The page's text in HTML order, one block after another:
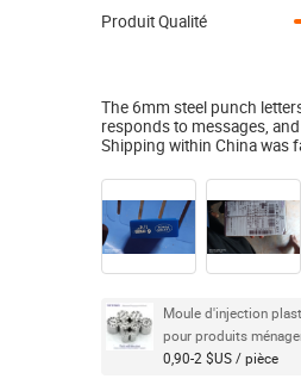
Produit Qualité
The 6mm steel punch
responds to messages,
Shipping within China was
Moule d'injection
pour produits
0,90-2 $US / pièce